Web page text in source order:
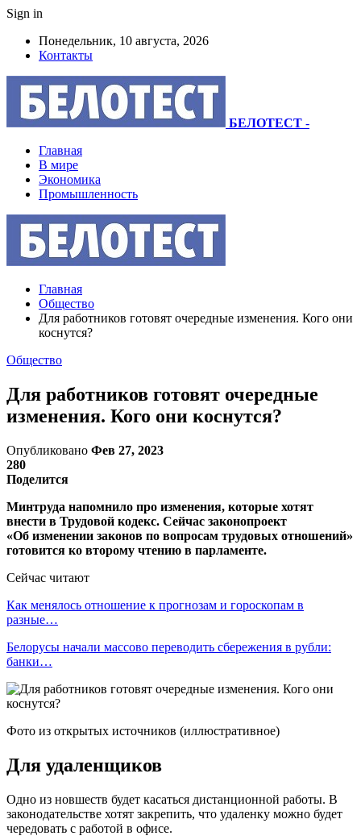
Sign in
Понедельник, 10 августа, 2026
Контакты
БЕЛОТЕСТ -
Главная
В мире
Экономика
Промышленность
Главная
Общество
Для работников готовят очередные изменения. Кого они
коснутся?
Общество
Для работников готовят очередные
изменения. Кого они коснутся?
Опубликовано Фев 27, 2023
280
Поделится
Минтруда напомнило про изменения, которые хотят
внести в Трудовой кодекс. Сейчас законопроект
«Об изменении законов по вопросам трудовых отношений»
готовится ко второму чтению в парламенте.
Сейчас читают
Как менялось отношение к прогнозам и гороскопам в
разные…
Белорусы начали массово переводить сбережения в рубли:
банки…
Фото из открытых источников (иллюстративное)
Для удаленщиков
Одно из новшеств будет касаться дистанционной работы. В
законодательстве хотят закрепить, что удаленку можно будет
чередовать с работой в офисе.